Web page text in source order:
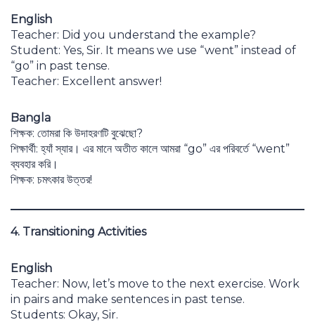
English
Teacher: Did you understand the example?
Student: Yes, Sir. It means we use “went” instead of
“go” in past tense.
Teacher: Excellent answer!
Bangla
শিক্ষক: তোমরা কি উদাহরণটি বুঝেছো?
শিক্ষার্থী: হ্যাঁ স্যার। এর মানে অতীত কালে আমরা “go” এর পরিবর্তে “went”
ব্যবহার করি।
শিক্ষক: চমৎকার উত্তর!
4. Transitioning Activities
English
Teacher: Now, let’s move to the next exercise. Work
in pairs and make sentences in past tense.
Students: Okay, Sir.